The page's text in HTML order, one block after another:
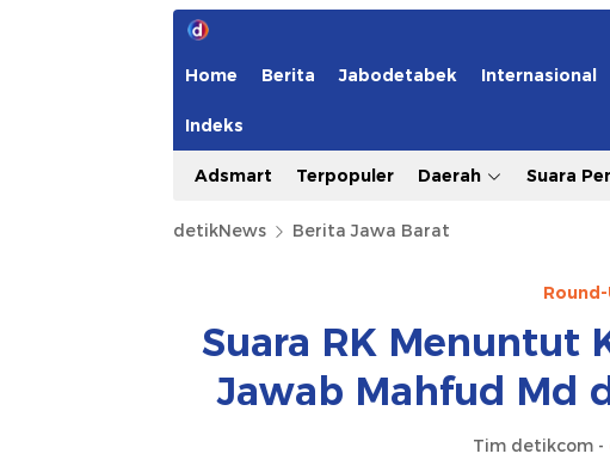
Home Berita Jabodetabek Internasional
Indeks
Adsmart Terpopuler Daerah Suara
detikNews Berita Jawa Barat
Suara RK Menuntut
Jawab Mahfud Md
Tim detikcom -